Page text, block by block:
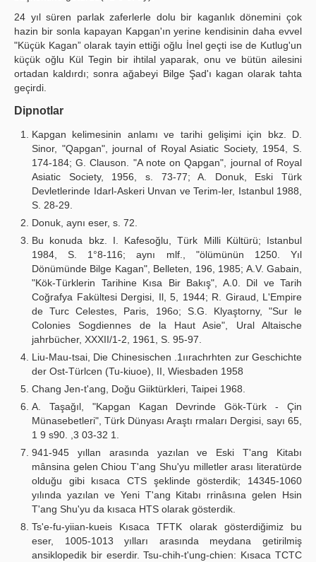
24 yıl süren parlak zaferlerle dolu bir kaganlık dönemini çok
hazin bir sonla kapayan Kapgan'ın yerine kendisinin daha evvel
"Küçük Kagan” olarak tayin ettiği oğlu İnel geçti ise de Kutlug'un
küçük oğlu Kül Tegin bir ihtilal yaparak, onu ve bütün ailesini
ortadan kaldırdı; sonra ağabeyi Bilge Şad'ı kagan olarak tahta
geçirdi.
Dipnotlar
Kapgan kelimesinin anlamı ve tarihi gelişimi için bkz. D.
Sinor, "Qapgan", journal of Royal Asiatic Society, 1954, S.
174-184; G. Clauson. "A note on Qapgan", journal of Royal
Asiatic Society, 1956, s. 73-77; A. Donuk, Eski Türk
Devletlerinde Idarl-Askeri Unvan ve Terim-ler, Istanbul 1988,
S. 28-29.
Donuk, aynı eser, s. 72.
Bu konuda bkz. I. Kafesoğlu, Türk Milli Kültürü; Istanbul
1984, S. 1°8-116; aynı mlf., "ölümünün 1250. Yıl
Dönümünde Bilge Kagan", Belleten, 196, 1985; A.V. Gabain,
"Kök-Türklerin Tarihine Kısa Bir Bakış", A.0. Dil ve Tarih
Coğrafya Fakültesi Dergisi, Il, 5, 1944; R. Giraud, L'Empire
de Turc Celestes, Paris, 196o; S.G. Klyaştorny, "Sur le
Colonies Sogdiennes de la Haut Asie", Ural Altaische
jahrbücher, XXXII/1-2, 1961, S. 95-97.
Liu-Mau-tsai, Die Chinesischen .1ıırachrhten zur Geschichte
der Ost-Türlcen (Tu-kiuoe), II, Wiesbaden 1958
Chang Jen-t'ang, Doğu Giiktürkleri, Taipei 1968.
A. Taşağıl, "Kapgan Kagan Devrinde Gök-Türk - Çin
Münasebetleri", Türk Dünyası Araştı rmaları Dergisi, sayı 65,
1 9 s90. ,3 03-32 1.
941-945 yıllan arasında yazılan ve Eski T'ang Kitabı
mânsina gelen Chiou T'ang Shu'yu milletler arası literatürde
olduğu gibi kısaca CTS şeklinde gösterdik; 14345-1060
yılında yazılan ve Yeni T'ang Kitabı rrinâsına gelen Hsin
T'ang Shu'yu da kısaca HTS olarak gösterdik.
Ts'e-fu-yiian-kueis Kısaca TFTK olarak gösterdiğimiz bu
eser, 1005-1013 yılları arasında meydana getirilmiş
ansiklopedik bir eserdir. Tsu-chih-t'ung-chien: Kısaca TCTC